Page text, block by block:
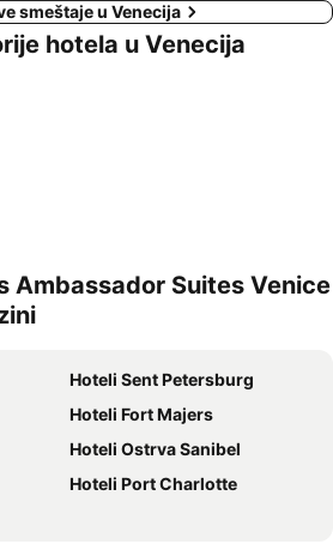
smeštaje u Venecija
hotela u Venecija
Ambassador Suites Venice
Hoteli Sent Petersburg
Hoteli Fort Majers
Hoteli Ostrva Sanibel
Hoteli Port Charlotte